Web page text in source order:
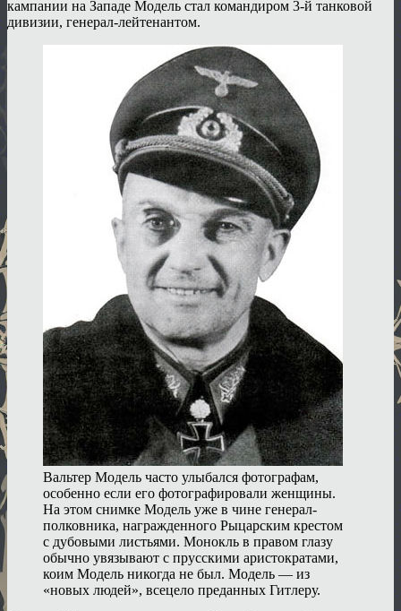
кампании на Западе Модель стал командиром 3-й танковой
дивизии, генерал-лейтенантом.
Вальтер Модель часто улыбался фотографам,
особенно если его фотографировали женщины.
На этом снимке Модель уже в чине генерал-
полковника, награжденного Рыцарским крестом
с дубовыми листьями. Монокль в правом глазу
обычно увязывают с прусскими аристократами,
коим Модель никогда не был. Модель — из
«новых людей», всецело преданных Гитлеру.